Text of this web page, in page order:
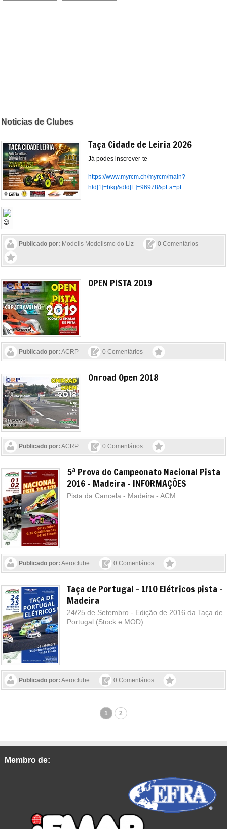
Noticias de Clubes
Taça Cidade de Leiria 2026
Já podes inscrever-te
https://www.myrcm.ch/myrcm/main?
hId[1]=bkg&dId[E]=96978&pLa=pt
Publicado por: Modelis Modelismo do Liz 0 Comentários
OPEN PISTA 2019
Publicado por: ACRP 0 Comentários
Onroad Open 2018
Publicado por: ACRP 0 Comentários
5ª Prova do Campeonato Nacional Pista
2016 - Madeira - INFORMAÇÕES
Pista da Cancela - Madeira - ACM
Publicado por: Aeroclube 0 Comentários
Taça de Portugal - 1/10 Elétricos pista -
Madeira
24/25 de Setembro - Edição de 2016 da Taça de
Portugal (Stock e MOD)
Publicado por: Aeroclube 0 Comentários
1 2
Membro de: